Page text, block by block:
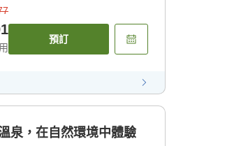
預訂
泉，在自然環境中體驗